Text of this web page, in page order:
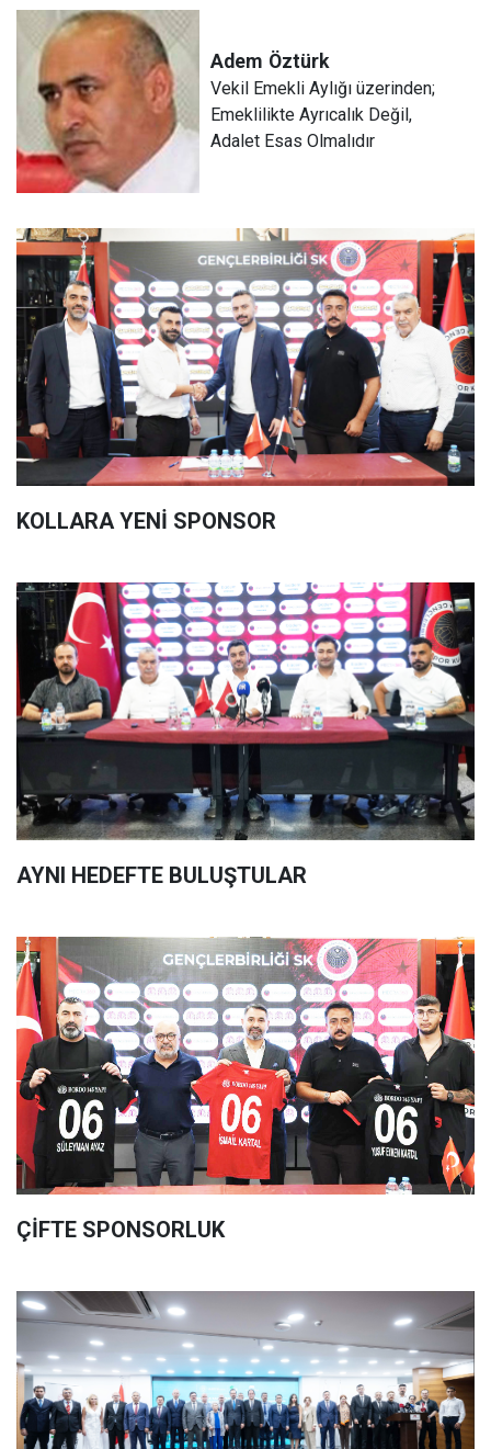
Adem Öztürk
Vekil Emekli Aylığı üzerinden;
Emeklilikte Ayrıcalık Değil,
Adalet Esas Olmalıdır
KOLLARA YENİ SPONSOR
AYNI HEDEFTE BULUŞTULAR
ÇİFTE SPONSORLUK